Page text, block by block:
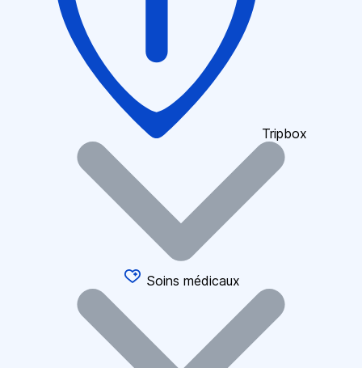
Tripbox
Soins médicaux